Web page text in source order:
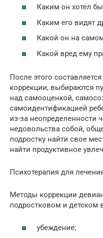
Каким он хотел
Каким его видят
Какой он на
Какой вред ему
После этого
коррекции, выбираются
над самооценкой,
самоидентификацией
из-за неопределенности
недовольства собой,
подростку найти свое
найти продуктивное
Психотерапия для
Методы коррекции
подростковом и детском
убеждение;